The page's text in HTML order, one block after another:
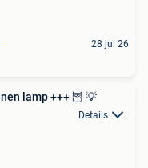
28 jul 26
+++ uil porseleinen lamp +++ 🦉 💡
Details